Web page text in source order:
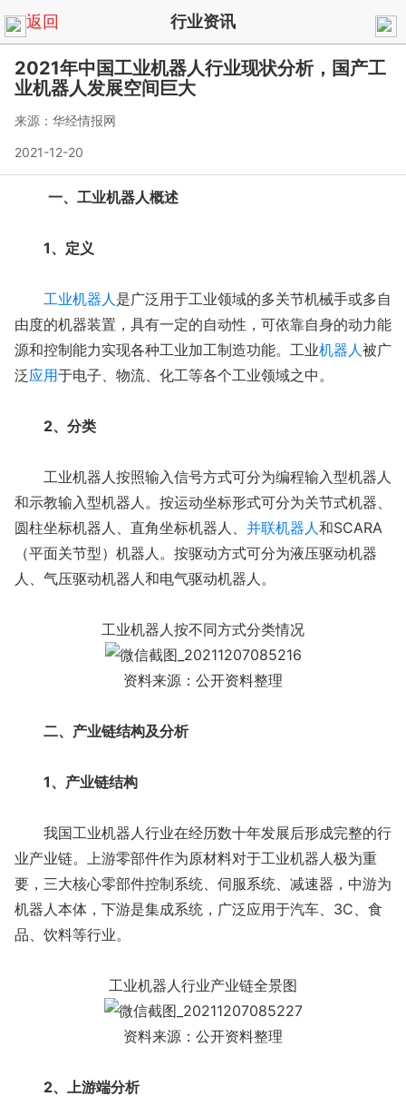
返回 行业资讯
2021年中国工业机器人行业现状分析，国产工
业机器人发展空间巨大
来源：华经情报网
2021-12-20
一、工业机器人概述
1、定义
工业机器人是广泛用于工业领域的多关节机械手或多自
由度的机器装置，具有一定的自动性，可依靠自身的动力能
源和控制能力实现各种工业加工制造功能。工业机器人被广
泛应用于电子、物流、化工等各个工业领域之中。
2、分类
工业机器人按照输入信号方式可分为编程输入型机器人
和示教输入型机器人。按运动坐标形式可分为关节式机器、
圆柱坐标机器人、直角坐标机器人、 并联机器人和SCARA
（平面关节型）机器人。按驱动方式可分为液压驱动机器
人、气压驱动机器人和电气驱动机器人。
工业机器人按不同方式分类情况
资料来源：公开资料整理
二、产业链结构及分析
1、产业链结构
我国工业机器人行业在经历数十年发展后形成完整的行
业产业链。上游零部件作为原材料对于工业机器人极为重
要，三大核心零部件控制系统、伺服系统、减速器，中游为
机器人本体，下游是集成系统，广泛应用于汽车、3C、食
品、饮料等行业。
工业机器人行业产业链全景图
资料来源：公开资料整理
2、上游端分析